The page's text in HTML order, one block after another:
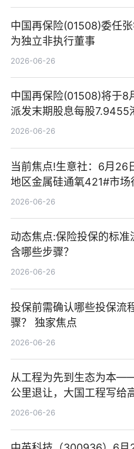
中国再保险(01508)委任
为独立非执行董事
2026-06-26
中国再保险(01508)将于8
派发末期股息每股7.9455
看点
2026-06-26
当前焦点!生意社：6月26
地区金属硅通氧421#市场
2026-06-26
动态焦点:保险投保的标准
含哪些步骤？
2026-06-26
投保前需确认哪些投保流
骤？ 独家焦点
2026-06-26
从工程为先到生态为本
公里退让，大国工程写给
灵的温柔情书
2026-06-26